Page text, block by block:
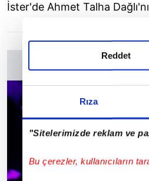
Rıza
"Sitelerimizde reklam ve
Bu çerezler, kullanıcıların
Reddet
İster'de Ahmet Talha